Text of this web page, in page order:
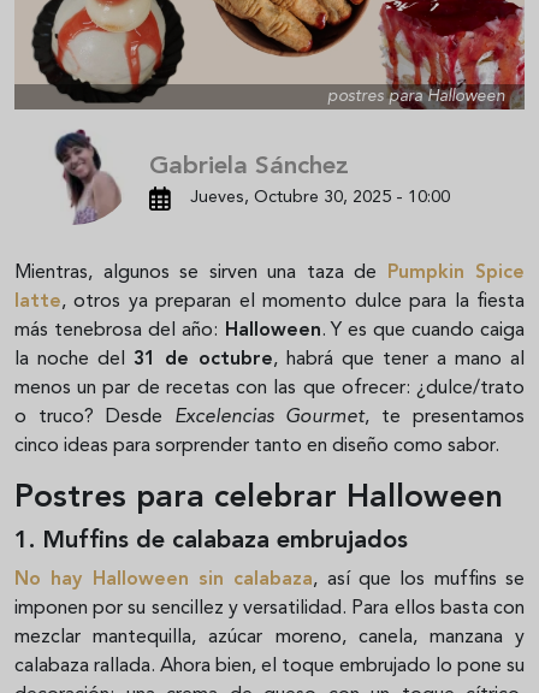
postres para Halloween
Gabriela Sánchez
Jueves, Octubre 30, 2025 - 10:00
Mientras, algunos se sirven una taza de Pumpkin Spice
latte, otros ya preparan el momento dulce para la fiesta
más tenebrosa del año: Halloween. Y es que cuando caiga
la noche del 31 de octubre, habrá que tener a mano al
menos un par de recetas con las que ofrecer: ¿dulce/trato
o truco? Desde Excelencias Gourmet, te presentamos
cinco ideas para sorprender tanto en diseño como sabor.
Postres para celebrar Halloween
1. Muffins de calabaza embrujados
No hay Halloween sin calabaza, así que los muffins se
imponen por su sencillez y versatilidad. Para ellos basta con
mezclar mantequilla, azúcar moreno, canela, manzana y
calabaza rallada. Ahora bien, el toque embrujado lo pone su